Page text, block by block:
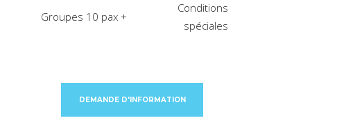
Groupes 10 pax +
Conditions
spéciales
DEMANDE D'INFORMATION